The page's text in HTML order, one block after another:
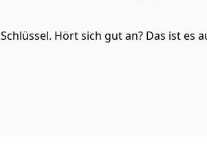
Hört sich gut an? Das ist es